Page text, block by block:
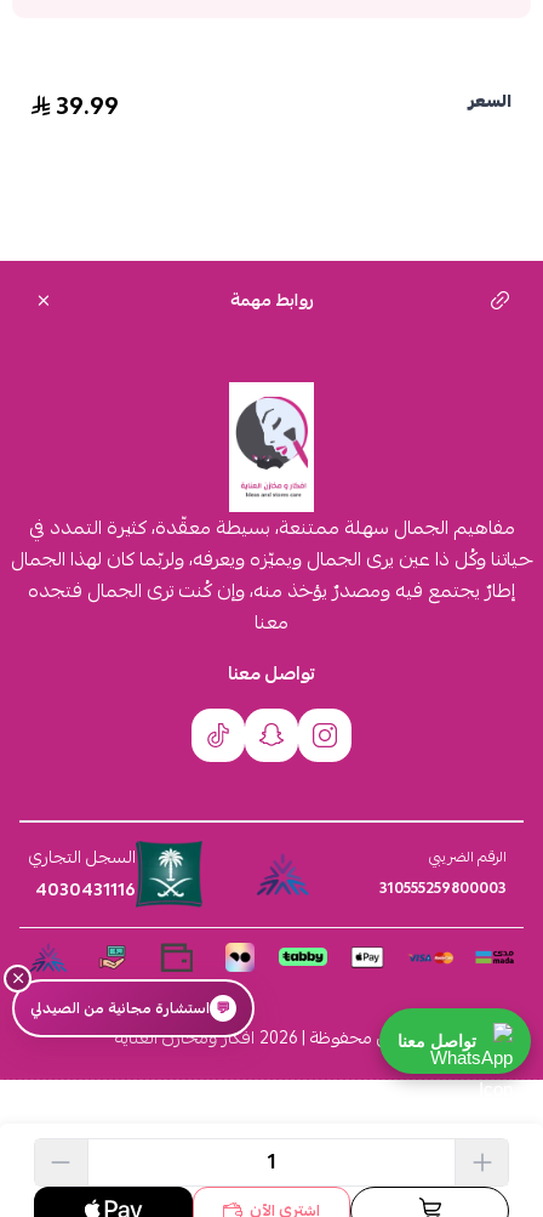
السعر 39.99
اشتري الآن
روابط مهمة
مفاهيم الجمال سهلة ممتنعة، بسيطة معقّدة، كثيرة التمدد في
حياتنا وكُل ذا عين يرى الجمال ويميّزه ويعرفه، ولربّما كان لهذا الجمال
إطارٌ يجتمع فيه ومصدرٌ يؤخذ منه، وإن كُنت ترى الجمال فتجده
معنا
تواصل معنا
الرقم الضريبي
310555259800003
السجل التجاري
4030431116
الحقوق محفوظة | 2026 افكار ومخازن العناية
×
💬 استشارة مجانية من الصيدلي
تواصل معنا